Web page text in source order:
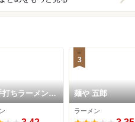
打ちラーメン
3
麺や 五郎
ラーメン